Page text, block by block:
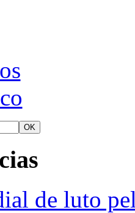
de luto